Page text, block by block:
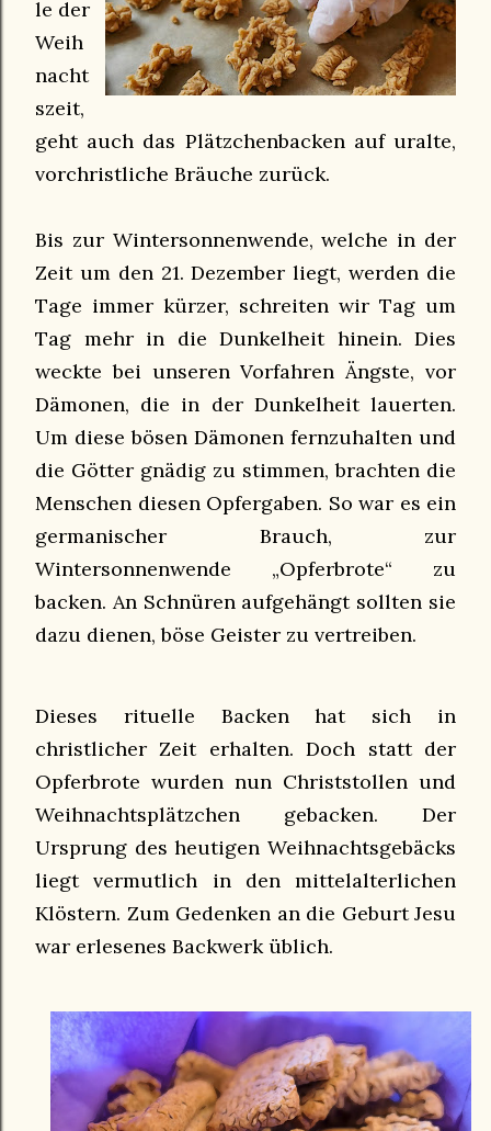
le der
Weih
nacht
szeit,
geht auch das Plätzchenbacken auf uralte,
vorchristliche Bräuche zurück.
Bis zur Wintersonnenwende, welche in der
Zeit um den 21. Dezember liegt, werden die
Tage immer kürzer, schreiten wir Tag um
Tag mehr in die Dunkelheit hinein. Dies
weckte bei unseren Vorfahren Ängste, vor
Dämonen, die in der Dunkelheit lauerten.
Um diese bösen Dämonen fernzuhalten und
die Götter gnädig zu stimmen, brachten die
Menschen diesen Opfergaben. So war es ein
germanischer Brauch, zur
Wintersonnenwende „Opferbrote“ zu
backen. An Schnüren aufgehängt sollten sie
dazu dienen, böse Geister zu vertreiben.
Dieses rituelle Backen hat sich in
christlicher Zeit erhalten. Doch statt der
Opferbrote wurden nun Christstollen und
Weihnachtsplätzchen gebacken. Der
Ursprung des heutigen Weihnachtsgebäcks
liegt vermutlich in den mittelalterlichen
Klöstern. Zum Gedenken an die Geburt Jesu
war erlesenes Backwerk üblich.